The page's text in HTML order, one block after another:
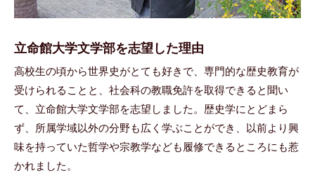
立命館大学文学部を志望した理由
高校生の頃から世界史がとても好きで、専門的な歴史教育が
受けられることと、社会科の教職免許を取得できると聞い
て、立命館大学文学部を志望しました。歴史学にとどまら
ず、所属学域以外の分野も広く学ぶことができ、以前より興
味を持っていた哲学や宗教学なども履修できるところにも惹
かれました。